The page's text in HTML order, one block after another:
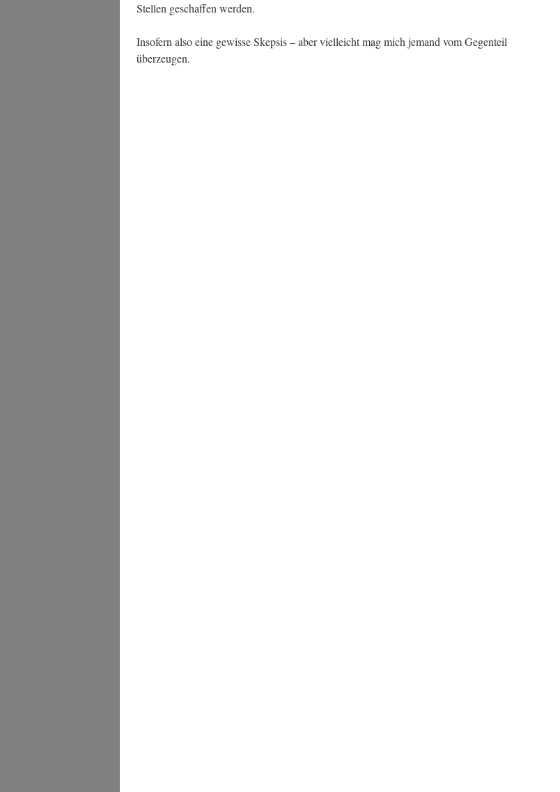
Stel­len geschaf­fen werden.
Inso­fern also eine gewis­se Skep­sis – aber viel­leicht mag mich jemand vom Gegen­teil
überzeugen.